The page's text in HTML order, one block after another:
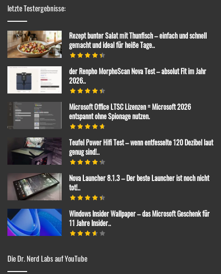
letzte Testergebnisse:
Rezept bunter Salat mit Thunfisch – einfach und schnell
gemacht und ideal für heiße Tage..
der Renpho MorphoScan Nova Test – absolut Fit im Jahr
2026..
Microsoft Office LTSC Lizenzen = Microsoft 2026
entspannt ohne Spionage nutzen.
Teufel Power Hifi Test – wenn entfesselte 120 Dezibel laut
genug sind!..
Nova Launcher 8.1.3 – Der beste Launcher ist noch nicht
tot!..
Windows Insider Wallpaper – das Microsoft Geschenk für
11 Jahre Insider..
Die Dr. Nerd Labs auf YouTube